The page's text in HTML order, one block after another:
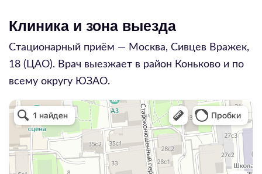
Клиника и зона выезда
Стационарный приём — Москва, Сивцев Вражек,
18 (ЦАО). Врач выезжает в район Коньково и по
всему округу ЮЗАО.